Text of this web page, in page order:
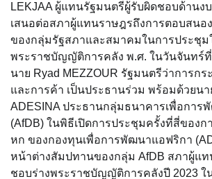
LEKJAA ผู้แทนรัฐมนตรีผู้รับผิดชอบด้านง
เสนอต่อสภาผู้แทนราษฎรถึงการตอบสนอ
ของกลุ่มรัฐสภาและสมาคมในการประชุม
พระราชบัญญัติการคลัง พ.ศ. ในวันจันทร์ที่
นาย Ryad MEZZOUR รัฐมนตรีว่าการก
และการค้า เป็นประธานร่วม พร้อมด้วยนา
ADESINA ประธานกลุ่มธนาคารเพื่อการ
(AfDB) ในพิธีเปิดการประชุมครั้งที่สี่ของก
หก ของกองทุนเพื่อการพัฒนาแอฟริกา
หน้าต่างสัมปทานของกลุ่ม AfDB สภาผู้แ
ชอบร่างพระราชบัญญัติการคลังปี 2023 ใ